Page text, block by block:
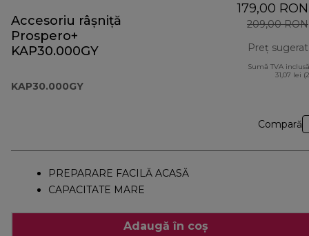
Accesoriu râșniță
Prospero+
KAP30.000GY
KAP30.000GY
179,00 RON
209,00 RON
Preț sugerat
Sumă TVA
31,07 lei
Compară
PREPARARE FACILĂ ACASĂ
CAPACITATE MARE
Adaugă în coș